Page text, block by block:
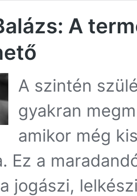
A
A szintén
gyakran
amikor még
Ez a
jogászi,